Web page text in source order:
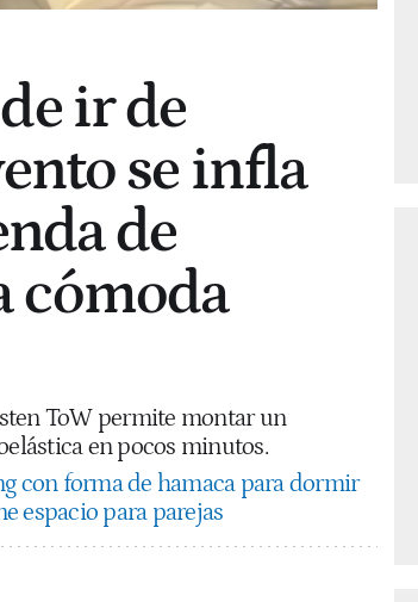
ir de
se infla
de
cómoda
ToW permite montar un
en pocos minutos.
con forma de hamaca para dormir
espacio para parejas